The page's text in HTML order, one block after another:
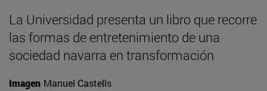
La Universidad presenta un libro que recorre
las formas de entretenimiento de una
sociedad navarra en transformación
Imagen Manuel Castells